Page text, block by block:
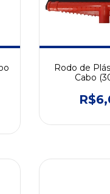
Rodo de
Cabo